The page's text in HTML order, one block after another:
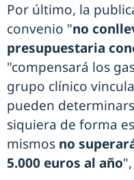
Por último, la
convenio "no
presupuestaria
"compensará los
grupo clínico
pueden
siquiera de forma
mismos no
5.000 euros al año